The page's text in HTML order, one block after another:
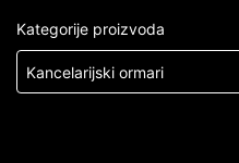
Kategorije proizvoda
Kancelarijski ormari